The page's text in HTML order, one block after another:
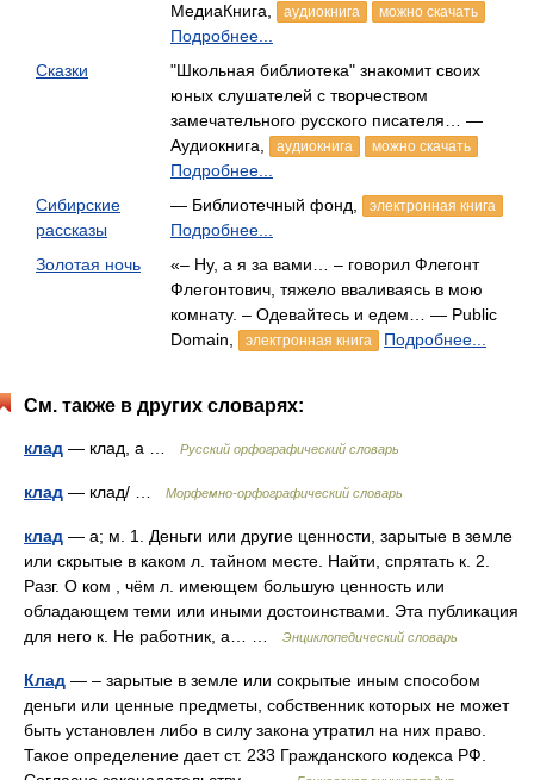
МедиаКнига,
аудиокнига можно скачать
Подробнее...
Сказки
"Школьная библиотека" знакомит своих
юных слушателей с творчеством
замечательного русского писателя… —
Аудиокнига,
аудиокнига можно скачать
Подробнее...
Сибирские
рассказы
— Библиотечный фонд, электронная книга
Подробнее...
Золотая ночь
«– Ну, а я за вами… – говорил Флегонт
Флегонтович, тяжело вваливаясь в мою
комнату. – Одевайтесь и едем… — Public
Domain,
электронная книга Подробнее...
См. также в других словарях:
клад — клад, а … Русский орфографический словарь
клад — клад/ … Морфемно-орфографический словарь
клад — а; м. 1. Деньги или другие ценности, зарытые в земле
или скрытые в каком л. тайном месте. Найти, спрятать к. 2.
Разг. О ком , чём л. имеющем большую ценность или
обладающем теми или иными достоинствами. Эта публикация
для него к. Не работник, а… …
Энциклопедический словарь
Клад — – зарытые в земле или сокрытые иным способом
деньги или ценные предметы, собственник которых не может
быть установлен либо в силу закона утратил на них право.
Такое определение дает ст. 233 Гражданского кодекса РФ.